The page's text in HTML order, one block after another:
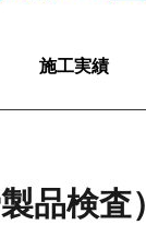
施工実績
品検査）